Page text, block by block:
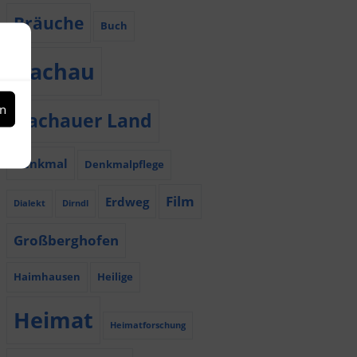
Bräuche Buch
Dachau
Dachauer Land
Denkmal Denkmalpflege
Dialekt Dirndl Erdweg Film
Großberghofen
Haimhausen Heilige
Heimat Heimatforschung